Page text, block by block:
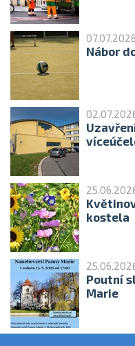
07.07.2026
Nábor
kostela
Poutní
Marie